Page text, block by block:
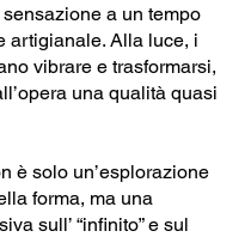
a un tempo
artigianale. Alla luce, i
vibrare e trasformarsi,
una qualità quasi
è solo un’esplorazione
forma, ma una
sull’ “infinito” e sul